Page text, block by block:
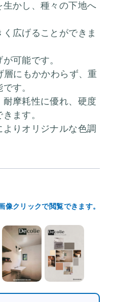
生かし、種々の下地へ
広げることができま
可能です。
層にもかかわらず、重
す。
耐摩耗性に優れ、硬度
ます。
よりオリジナルな色調
像クリックで閲覧できます。